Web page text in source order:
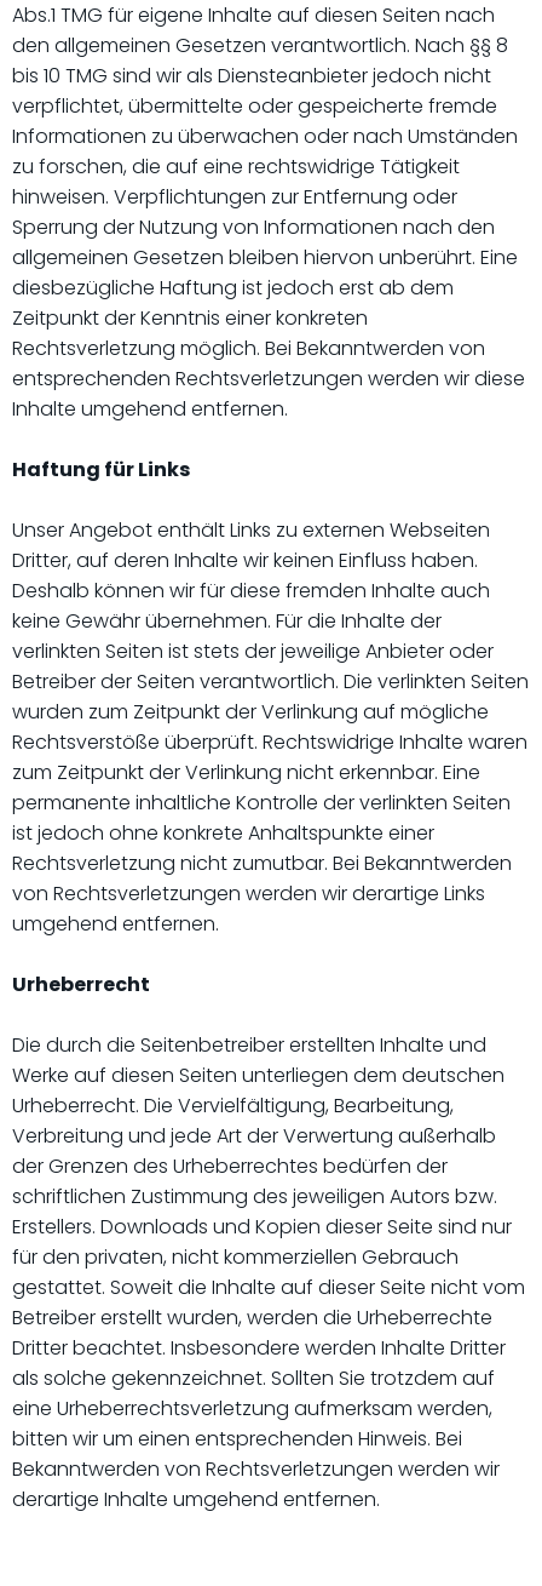
Abs.1 TMG für eigene Inhalte auf diesen Seiten nach
den allgemeinen Gesetzen verantwortlich. Nach §§ 8
bis 10 TMG sind wir als Diensteanbieter jedoch nicht
verpflichtet, übermittelte oder gespeicherte fremde
Informationen zu überwachen oder nach Umständen
zu forschen, die auf eine rechtswidrige Tätigkeit
hinweisen. Verpflichtungen zur Entfernung oder
Sperrung der Nutzung von Informationen nach den
allgemeinen Gesetzen bleiben hiervon unberührt. Eine
diesbezügliche Haftung ist jedoch erst ab dem
Zeitpunkt der Kenntnis einer konkreten
Rechtsverletzung möglich. Bei Bekanntwerden von
entsprechenden Rechtsverletzungen werden wir diese
Inhalte umgehend entfernen.
Haftung für Links
Unser Angebot enthält Links zu externen Webseiten
Dritter, auf deren Inhalte wir keinen Einfluss haben.
Deshalb können wir für diese fremden Inhalte auch
keine Gewähr übernehmen. Für die Inhalte der
verlinkten Seiten ist stets der jeweilige Anbieter oder
Betreiber der Seiten verantwortlich. Die verlinkten Seiten
wurden zum Zeitpunkt der Verlinkung auf mögliche
Rechtsverstöße überprüft. Rechtswidrige Inhalte waren
zum Zeitpunkt der Verlinkung nicht erkennbar. Eine
permanente inhaltliche Kontrolle der verlinkten Seiten
ist jedoch ohne konkrete Anhaltspunkte einer
Rechtsverletzung nicht zumutbar. Bei Bekanntwerden
von Rechtsverletzungen werden wir derartige Links
umgehend entfernen.
Urheberrecht
Die durch die Seitenbetreiber erstellten Inhalte und
Werke auf diesen Seiten unterliegen dem deutschen
Urheberrecht. Die Vervielfältigung, Bearbeitung,
Verbreitung und jede Art der Verwertung außerhalb
der Grenzen des Urheberrechtes bedürfen der
schriftlichen Zustimmung des jeweiligen Autors bzw.
Erstellers. Downloads und Kopien dieser Seite sind nur
für den privaten, nicht kommerziellen Gebrauch
gestattet. Soweit die Inhalte auf dieser Seite nicht vom
Betreiber erstellt wurden, werden die Urheberrechte
Dritter beachtet. Insbesondere werden Inhalte Dritter
als solche gekennzeichnet. Sollten Sie trotzdem auf
eine Urheberrechtsverletzung aufmerksam werden,
bitten wir um einen entsprechenden Hinweis. Bei
Bekanntwerden von Rechtsverletzungen werden wir
derartige Inhalte umgehend entfernen.